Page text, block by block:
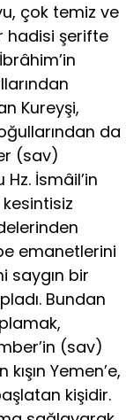
çok temiz ve
hadisi şerifte
Kureyşi,
da
(sav)
İsmâil’in
emanetlerini
saygın bir
Bundan
(sav)
Yemen’e,
kişidir.